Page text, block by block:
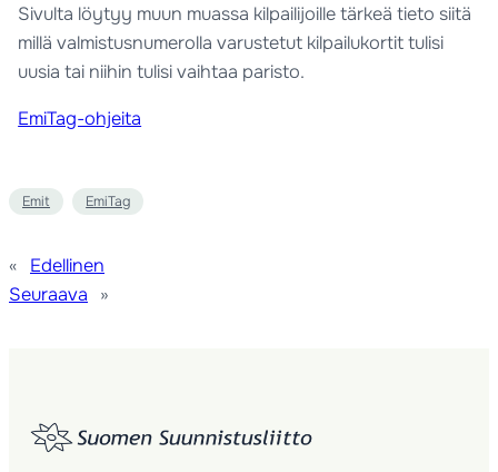
Sivulta löytyy muun muassa kilpailijoille tärkeä tieto siitä
millä valmistusnumerolla varustetut kilpailukortit tulisi
uusia tai niihin tulisi vaihtaa paristo.
EmiTag-ohjeita
Emit EmiTag
«
Edellinen
Seuraava
»